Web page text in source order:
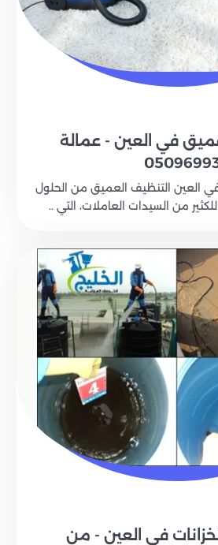
في العين - عمالة
العين التنظيف العميق من الحلول
من السيدات العاملات، التي ..
في العين - من